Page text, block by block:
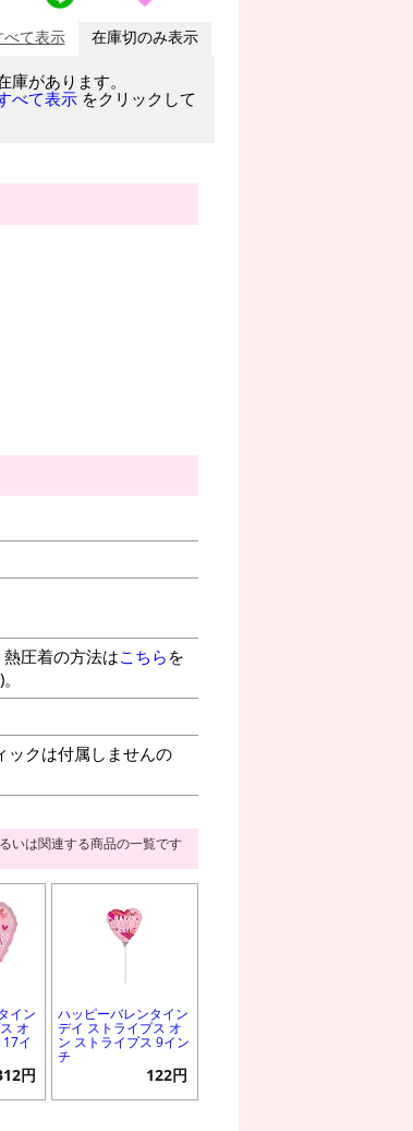
べて表示 在庫切のみ表示
庫があります。
べて表示 をクリックして
圧着の方法はこちら を
)。
クは付属しませんの
いは関連する商品の一覧です
イン
オ
イ
円
ハッピーバレンタイン
デイ ストライプス オ
ン ストライプス 9イン
チ
122円